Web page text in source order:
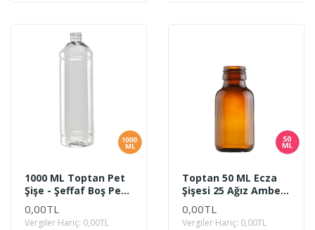
1000 ML Toptan Pet
Şişe - Şeffaf Boş Pet
Şişe 1 Litre Uzun
0,00TL
Vergiler Hariç: 0,00TL
Toptan 50 ML Ecza
Şişesi 25 Ağız Amber
Renk Cam
0,00TL
Vergiler Hariç: 0,00TL